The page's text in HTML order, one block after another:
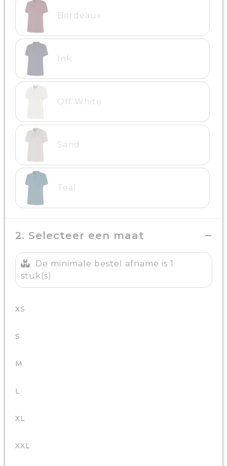
Bordeaux
Ink
Off White
Sand
Teal
2. Selecteer een maat
De minimale bestel afname is 1
stuk(s)
XS
S
M
L
XL
XXL